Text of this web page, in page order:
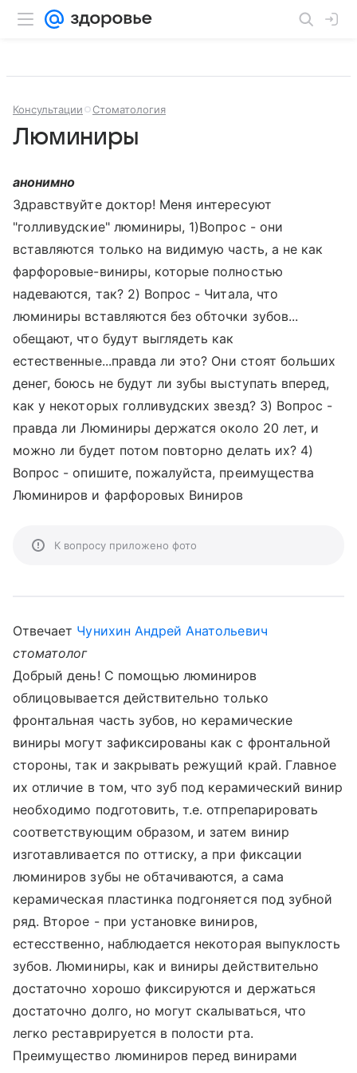
Консультации Стоматология
Люминиры
анонимно
Здравствуйте доктор! Меня интересуют
"голливудские" люминиры, 1)Вопрос - они
вставляются только на видимую часть, а не как
фарфоровые-виниры, которые полностью
надеваются, так? 2) Вопрос - Читала, что
люминиры вставляются без обточки зубов...
обещают, что будут выглядеть как
естественные...правда ли это? Они стоят больших
денег, боюсь не будут ли зубы выступать вперед,
как у некоторых голливудских звезд? 3) Вопрос -
правда ли Люминиры держатся около 20 лет, и
можно ли будет потом повторно делать их? 4)
Вопрос - опишите, пожалуйста, преимущества
Люминиров и фарфоровых Виниров
К вопросу приложено фото
Отвечает Чунихин Андрей Анатольевич
стоматолог
Добрый день! С помощью люминиров
облицовывается действительно только
фронтальная часть зубов, но керамические
виниры могут зафиксированы как с фронтальной
стороны, так и закрывать режущий край. Главное
их отличие в том, что зуб под керамический винир
необходимо подготовить, т.е. отпрепарировать
соответствующим образом, и затем винир
изготавливается по оттиску, а при фиксации
люминиров зубы не обтачиваются, а сама
керамическая пластинка подгоняется под зубной
ряд. Второе - при установке виниров,
естесственно, наблюдается некоторая выпуклость
зубов. Люминиры, как и виниры действительно
достаточно хорошо фиксируются и держаться
достаточно долго, но могут скалываться, что
легко реставрируется в полости рта.
Преимущество люминиров перед винирами